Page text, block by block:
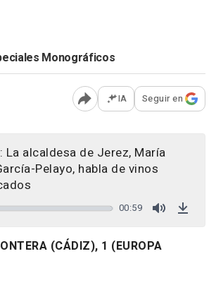
Monográficos
Abrir opciones para
IA Seguir en
La alcaldesa de Jerez, María
Pelayo, habla de vinos
00:59
(CÁDIZ), 1 (EUROPA